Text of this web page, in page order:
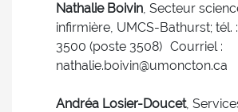
Nathalie Boivin, Secteur
infirmière, UMCS-Bathurst; tél.
3500 (poste 3508) Courriel :
nathalie.boivin@umoncton.ca
Andréa Losier-Doucet,